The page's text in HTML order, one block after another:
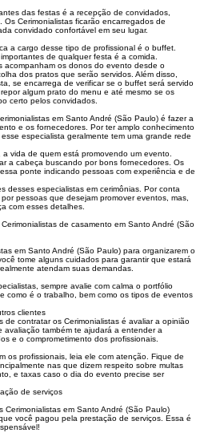
das festas é a recepção de convidados,
Os Cerimonialistas ficarão encarregados de
convidado confortável em seu lugar.
a cargo desse tipo de profissional é o buffet.
de qualquer festa é a comida.
acompanham os donos do evento desde o
dos pratos que serão servidos. Além disso,
se encarrega de verificar se o buffet será servido
algum prato do menu e até mesmo se os
certo pelos convidados.
em Santo André (São Paulo) é fazer a
e os fornecedores. Por ter amplo conhecimento
especialista geralmente tem uma grande rede
vida de quem está promovendo um evento.
a cabeça buscando por bons fornecedores. Os
ponte indicando pessoas com experiência e de
desses especialistas em cerimônias. Por conta
pessoas que desejam promover eventos, mas,
com esses detalhes.
de casamento em Santo André (São
em Santo André (São Paulo) para organizarem o
tome alguns cuidados para garantir que estará
atendam suas demandas.
sempre avalie com calma o portfólio
como é o trabalho, bem como os tipos de eventos
clientes
de contratar os Cerimonialistas é avaliar a opinião
avaliação também te ajudará a entender a
e o comprometimento dos profissionais.
os profissionais, leia ele com atenção. Fique de
nas que dizem respeito sobre multas
e taxas caso o dia do evento precise ser
de serviços
Cerimonialistas em Santo André (São Paulo)
você pagou pela prestação de serviços. Essa é